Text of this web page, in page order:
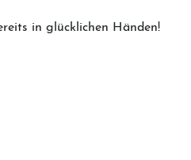
in glücklichen Händen!